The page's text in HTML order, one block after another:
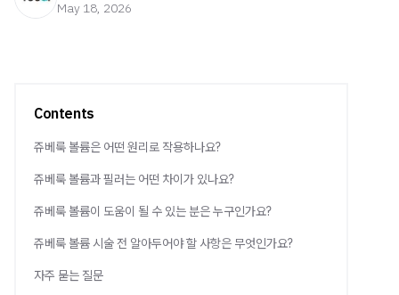
May 18, 2026
Contents
쥬베룩 볼륨은 어떤 원리로 작용하나요?
쥬베룩 볼륨과 필러는 어떤 차이가 있나요?
쥬베룩 볼륨이 도움이 될 수 있는 분은 누구인가요?
쥬베룩 볼륨 시술 전 알아두어야 할 사항은 무엇인가요?
자주 묻는 질문